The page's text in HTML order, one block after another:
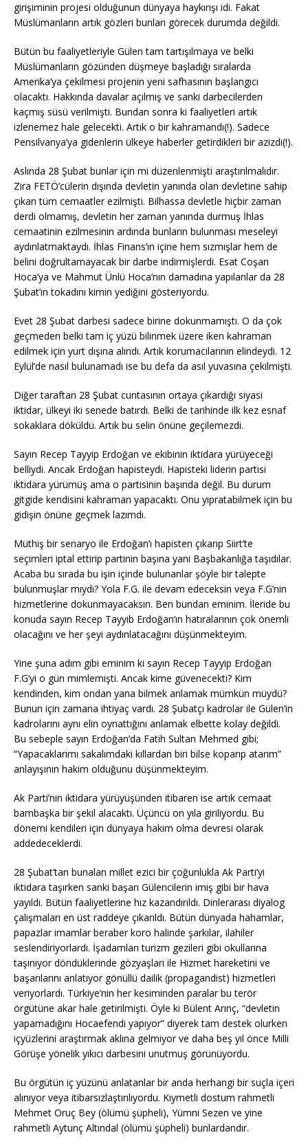
girişiminin projesi olduğunun dünyaya haykırışı idi. Fakat
Müslümanların artık gözleri bunları görecek durumda değildi.
Bütün bu faaliyetleriyle Gülen tam tartışılmaya ve belki
Müslümanların gözünden düşmeye başladığı sıralarda
Amerika’ya çekilmesi projenin yeni safhasının başlangıcı
olacaktı. Hakkında davalar açılmış ve sanki darbecilerden
kaçmış süsü verilmişti. Bundan sonra ki faaliyetleri artık
izlenemez hale gelecekti. Artık o bir kahramandı(!). Sadece
Pensilvanya’ya gidenlerin ülkeye haberler getirdikleri bir azizdi(!).
Aslında 28 Şubat bunlar için mi düzenlenmişti araştırılmalıdır.
Zira FETÖ’cülerin dışında devletin yanında olan devletine sahip
çıkan tüm cemaatler ezilmişti. Bilhassa devletle hiçbir zaman
derdi olmamış, devletin her zaman yanında durmuş İhlas
cemaatinin ezilmesinin ardında bunların bulunması meseleyi
aydınlatmaktaydı. İhlas Finans’ın içine hem sızmışlar hem de
belini doğrultamayacak bir darbe indirmişlerdi. Esat Coşan
Hoca’ya ve Mahmut Ünlü Hoca’nın damadına yapılanlar da 28
Şubat’ın tokadını kimin yediğini gösteriyordu.
Evet 28 Şubat darbesi sadece birine dokunmamıştı. O da çok
geçmeden belki tam iç yüzü bilinmek üzere iken kahraman
edilmek için yurt dışına alındı. Artık korumacılarının elindeydi. 12
Eylül’de nasıl bulunamadı ise bu defa da asıl yuvasına çekilmişti.
Diğer taraftan 28 Şubat cuntasının ortaya çıkardığı siyasi
iktidar, ülkeyi iki senede batırdı. Belki de tarihinde ilk kez esnaf
sokaklara döküldü. Artık bu selin önüne geçilemezdi.
Sayın Recep Tayyip Erdoğan ve ekibinin iktidara yürüyeceği
belliydi. Ancak Erdoğan hapisteydi. Hapisteki liderin partisi
iktidara yürümüş ama o partisinin başında değil. Bu durum
gitgide kendisini kahraman yapacaktı. Onu yıpratabilmek için bu
gidişin önüne geçmek lazımdı.
Müthiş bir senaryo ile Erdoğan’ı hapisten çıkarıp Siirt’te
seçimleri iptal ettirip partinin başına yani Başbakanlığa taşıdılar.
Acaba bu sırada bu işin içinde bulunanlar şöyle bir talepte
bulunmuşlar mıydı? Yola F.G. ile devam edeceksin veya F.G’nin
hizmetlerine dokunmayacaksın. Ben bundan eminim. İleride bu
konuda sayın Recep Tayyib Erdoğan’ın hatıralarının çok önemli
olacağını ve her şeyi aydınlatacağını düşünmekteyim.
Yine şuna adım gibi eminim ki sayın Recep Tayyip Erdoğan
F.G’yi o gün mimlemişti. Ancak kime güvenecekti? Kim
kendinden, kim ondan yana bilmek anlamak mümkün müydü?
Bunun için zamana ihtiyaç vardı. 28 Şubatçı kadrolar ile Gülen’in
kadrolarını aynı elin oynattığını anlamak elbette kolay değildi.
Bu sebeple sayın Erdoğan’da Fatih Sultan Mehmed gibi;
“Yapacaklarımı sakalımdaki kıllardan biri bilse koparıp atarım”
anlayışının hakim olduğunu düşünmekteyim.
Ak Parti’nin iktidara yürüyüşünden itibaren ise artık cemaat
bambaşka bir şekil alacaktı. Üçüncü on yıla giriliyordu. Bu
dönemi kendileri için dünyaya hakim olma devresi olarak
addedeceklerdi.
28 Şubat’tan bunalan millet ezici bir çoğunlukla Ak Parti’yi
iktidara taşırken sanki başarı Gülencilerin imiş gibi bir hava
yayıldı. Bütün faaliyetlerine hız kazandırıldı. Dinlerarası diyalog
çalışmaları en üst raddeye çıkarıldı. Bütün dünyada hahamlar,
papazlar imamlar beraber koro halinde şarkılar, ilahiler
seslendiriyorlardı. İşadamları turizm gezileri gibi okullarına
taşınıyor döndüklerinde gözyaşları ile Hizmet hareketini ve
başarılarını anlatıyor gönüllü dailik (propagandist) hizmetleri
veriyorlardı. Türkiye’nin her kesiminden paralar bu terör
örgütüne akar hale getirilmişti. Öyle ki Bülent Arınç, “devletin
yapamadığını Hocaefendi yapıyor” diyerek tam destek olurken
içyüzlerini araştırmak aklına gelmiyor ve daha beş yıl önce Milli
Görüşe yönelik yıkıcı darbesini unutmuş görünüyordu.
Bu örgütün iç yüzünü anlatanlar bir anda herhangi bir suçla içeri
alınıyor veya itibarsızlaştırılıyordu. Kıymetli dostum rahmetli
Mehmet Oruç Bey (ölümü şüpheli), Yümni Sezen ve yine
rahmetli Aytunç Altındal (ölümü şüpheli) bunlardandır.